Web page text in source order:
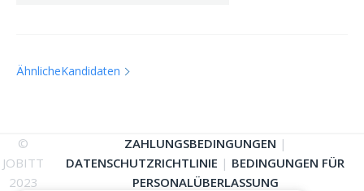
ÄhnlicheKandidaten
©
JOBITT
2023
ZAHLUNGSBEDINGUNGEN |
DATENSCHUTZRICHTLINIE | BEDINGUNGEN FÜR
PERSONALÜBERLASSUNG